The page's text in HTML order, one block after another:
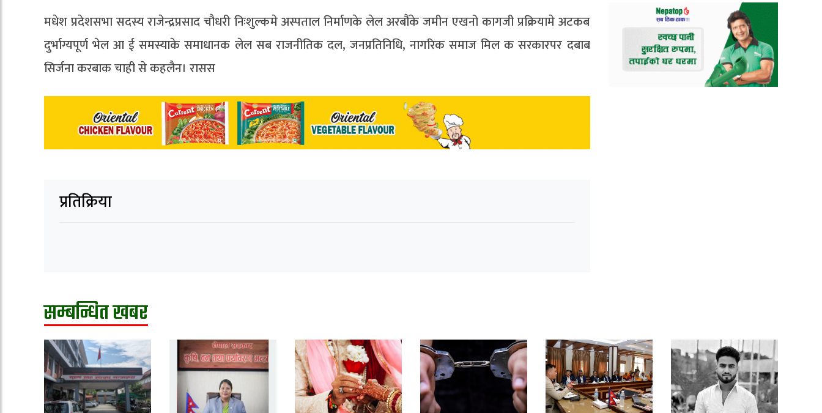
मधेश प्रदेशसभा सदस्य राजेन्द्रप्रसाद चौधरी निःशुल्कमे अस्पताल निर्माणके लेल अरबौंके जमीन एखनो कागजी प्रक्रियामे अटकब
दुर्भाग्यपूर्ण भेल आ ई समस्याके समाधानक लेल सब राजनीतिक दल, जनप्रतिनिधि, नागरिक समाज मिल क सरकारपर दबाब
सिर्जना करबाक चाही से कहलैन। रासस
प्रतिक्रिया
सम्बन्धित खबर